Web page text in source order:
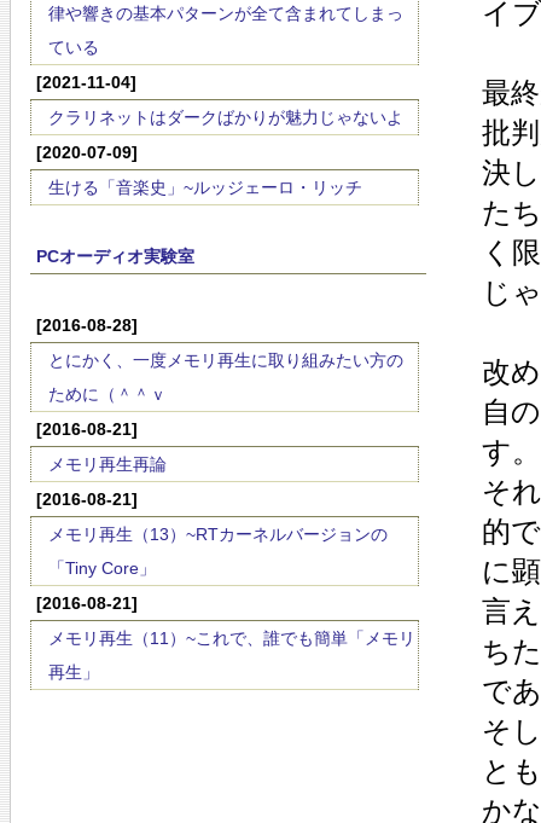
律や響きの基本パターンが全て含まれてしまっ
ている
[2021-11-04]
クラリネットはダークばかりが魅力じゃないよ
[2020-07-09]
生ける「音楽史」~ルッジェーロ・リッチ
PCオーディオ実験室
[2016-08-28]
とにかく、一度メモリ再生に取り組みたい方の
ために（＾＾ｖ
[2016-08-21]
メモリ再生再論
[2016-08-21]
メモリ再生（13）~RTカーネルバージョンの
「Tiny Core」
[2016-08-21]
メモリ再生（11）~これで、誰でも簡単「メモリ
再生」
イ
最
批
決
た
く
じ
改
自
す。
そ
的
に
言
ち
で
そ
と
か